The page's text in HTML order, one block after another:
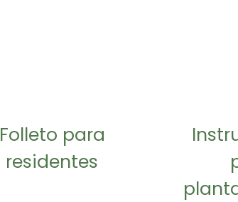
Folleto para
residentes